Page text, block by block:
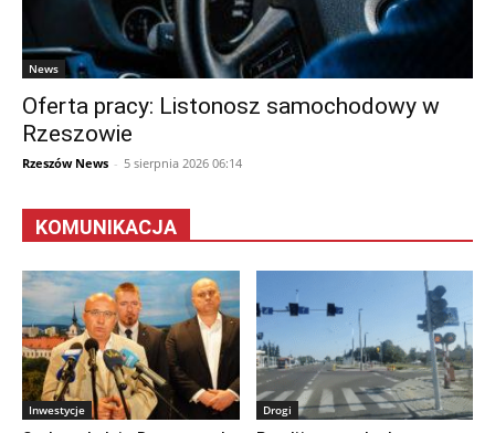
News
Oferta pracy: Listonosz samochodowy w
Rzeszowie
Rzeszów News - 5 sierpnia 2026 06:14
KOMUNIKACJA
Inwestycje Drogi